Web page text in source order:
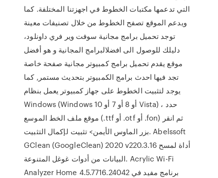
التي تدعمها مكتبات الخطوط في اجهزتنا المختلفة. كما
ويدعم الموقع تصفح الخطوط من خلال تصنيفات معينة
توجد تحميل برامج مجانية سوفت وير فري داونلود،
دليلك للوصول الى افضلالبرامج المجانية و هو أفضل
موقع يقدم تحميل برامج كمبيوتر مجانية صفحة خاصة
تجد فيها احدث برامج الكمبيوتر بتحديث مستمر, كما
يوجد لتثبيت الخطوط على جهاز كمبيوتر يعمل بنظام
Windows (Windows 10 أو 8 أو 7 أو Vista) ، حدد
موقع ملف الخط الموسع (.ttf أو .otf أو .fon) ثم انقر
بزر الماوس الأيمن> تثبيت لإكمال التثبيت. Abelssoft
GClean (GoogleClean) 2020 v220.3.16 أداة لمسح
البيانات من أدوات غوغل المتنوعة. Acrylic Wi-Fi
Analyzer Home 4.5.7716.24042 برنامج مفيد في